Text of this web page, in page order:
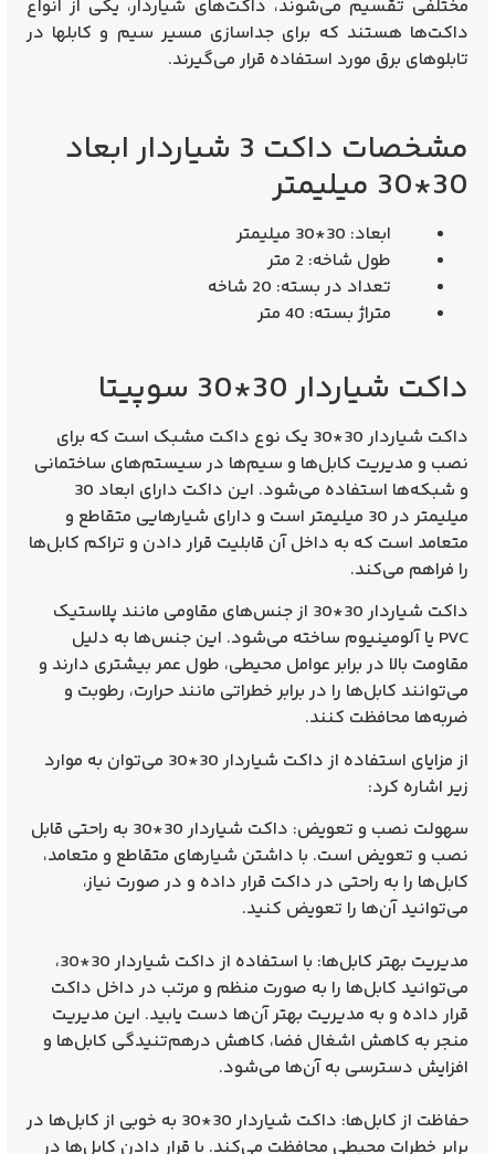
مختلفی تقسیم می‌شوند، داکت‌های شیاردار، یکی از انواع
داکت‌ها هستند که برای جداسازی مسیر سیم و کابلها در
تابلوهای برق مورد استفاده قرار می‌گیرند.
مشخصات داکت 3 شیاردار ابعاد
30*30 میلیمتر
ابعاد: 30*30 میلیمتر
طول شاخه: 2 متر
تعداد در بسته: 20 شاخه
متراژ بسته: 40 متر
داکت شیاردار 30*30 سوپیتا
داکت شیاردار 30*30
یک نوع داکت مشبک است که برای
نصب و مدیریت کابل‌ها و سیم‌ها در سیستم‌های ساختمانی
و شبکه‌ها استفاده می‌شود. این داکت دارای ابعاد 30
میلیمتر در 30 میلیمتر است و دارای شیارهایی متقاطع و
متعامد است که به داخل آن قابلیت قرار دادن و تراکم کابل‌ها
را فراهم می‌کند.
داکت شیاردار 30*30 از جنس‌های مقاومی مانند پلاستیک
PVC یا آلومینیوم ساخته می‌شود. این جنس‌ها به دلیل
مقاومت بالا در برابر عوامل محیطی، طول عمر بیشتری دارند و
می‌توانند کابل‌ها را در برابر خطراتی مانند حرارت، رطوبت و
ضربه‌ها محافظت کنند.
از مزایای استفاده از داکت شیاردار 30*30 می‌توان به موارد
زیر اشاره کرد:
سهولت نصب و تعویض: داکت شیاردار 30*30 به راحتی قابل
نصب و تعویض است. با داشتن شیارهای متقاطع و متعامد،
کابل‌ها را به راحتی در داکت قرار داده و در صورت نیاز،
می‌توانید آن‌ها را تعویض کنید.
مدیریت بهتر کابل‌ها: با استفاده از داکت شیاردار 30*30،
می‌توانید کابل‌ها را به صورت منظم و مرتب در داخل داکت
قرار داده و به مدیریت بهتر آن‌ها دست یابید. این مدیریت
منجر به کاهش اشغال فضا، کاهش درهم‌تنیدگی کابل‌ها و
افزایش دسترسی به آن‌ها می‌شود.
حفاظت از کابل‌ها: داکت شیاردار 30*30 به خوبی از کابل‌ها در
برابر خطرات محیطی محافظت می‌کند. با قرار دادن کابل‌ها در